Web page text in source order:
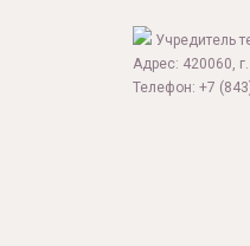
Учредитель
Адрес: 420060,
Телефон: +7